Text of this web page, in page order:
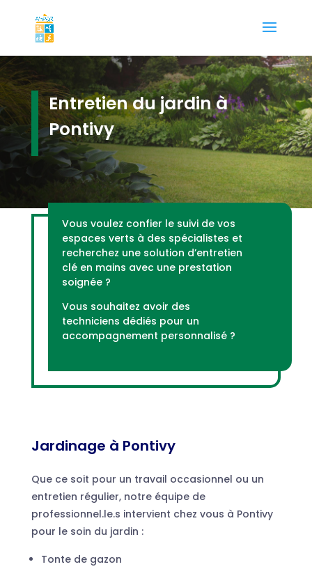
Entretien du jardin à
Pontivy
Vous voulez confier le suivi de vos
espaces verts à des spécialistes et
recherchez une solution d’entretien
clé en mains avec une prestation
soignée ?
Vous souhaitez avoir des
techniciens dédiés pour un
accompagnement personnalisé ?
Jardinage à Pontivy
Que ce soit pour un travail occasionnel ou un
entretien régulier, notre équipe de
professionnel.le.s intervient chez vous à Pontivy
pour le soin du jardin :
Tonte de gazon